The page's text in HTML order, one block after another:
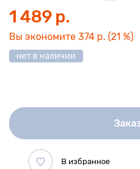
1 489 р.
Вы экономите 374 р. (21 %)
нет в наличии